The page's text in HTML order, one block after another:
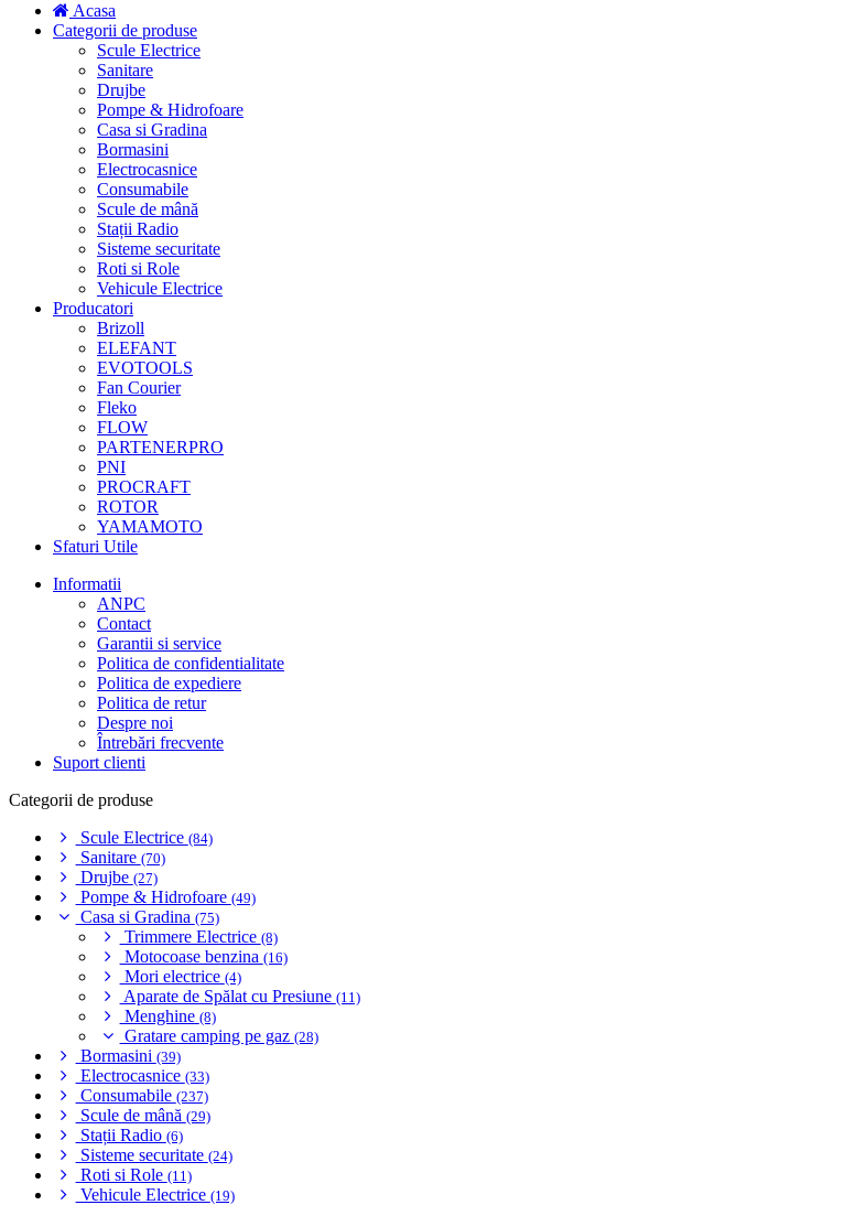
Acasa
Categorii de produse
Scule Electrice
Sanitare
Drujbe
Pompe & Hidrofoare
Casa si Gradina
Bormasini
Electrocasnice
Consumabile
Scule de mână
Stații Radio
Sisteme securitate
Roti si Role
Vehicule Electrice
Producatori
Brizoll
ELEFANT
EVOTOOLS
Fan Courier
Fleko
FLOW
PARTENERPRO
PNI
PROCRAFT
ROTOR
YAMAMOTO
Sfaturi Utile
Informatii
ANPC
Contact
Garantii si service
Politica de confidentialitate
Politica de expediere
Politica de retur
Despre noi
Întrebări frecvente
Suport clienti
Categorii de produse
Scule Electrice (84)
Sanitare (70)
Drujbe (27)
Pompe & Hidrofoare (49)
Casa si Gradina (75)
Trimmere Electrice (8)
Motocoase benzina (16)
Mori electrice (4)
Aparate de Spălat cu Presiune (11)
Menghine (8)
Gratare camping pe gaz (28)
Bormasini (39)
Electrocasnice (33)
Consumabile (237)
Scule de mână (29)
Stații Radio (6)
Sisteme securitate (24)
Roti si Role (11)
Vehicule Electrice (19)